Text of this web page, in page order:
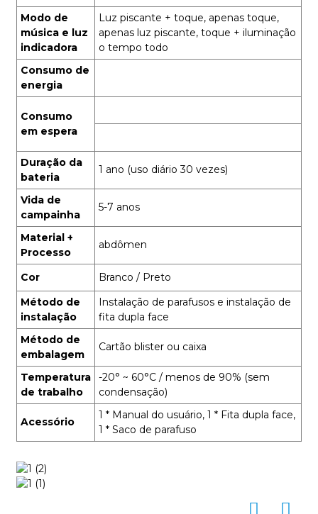
Modo de
música e luz
indicadora
Luz piscante + toque, apenas toque,
apenas luz piscante, toque + iluminação
o tempo todo
Consumo de
energia
Consumo
em espera
Duração da
bateria
1 ano (uso diário 30 vezes)
Vida de
campainha
5-7 anos
Material +
Processo
abdômen
Cor
Branco / Preto
Método de
instalação
Instalação de parafusos e instalação de
fita dupla face
Método de
embalagem
Cartão blister ou caixa
Temperatura
de trabalho
-20° ~ 60°C / menos de 90% (sem
condensação)
Acessório
1 * Manual do usuário, 1 * Fita dupla face,
1 * Saco de parafuso